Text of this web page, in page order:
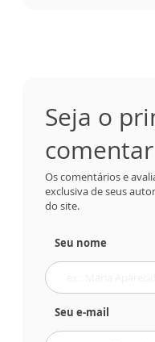
Seja o
comentar
Os comentários e
exclusiva de seus
do site.
Seu nome
Seu e-mail